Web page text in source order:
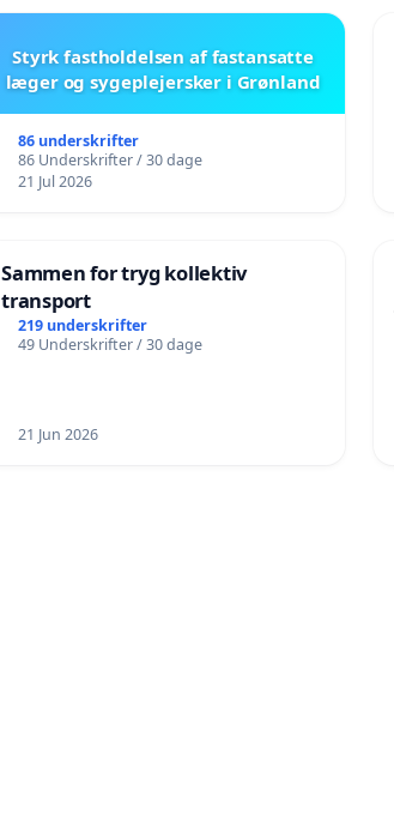
Styrk fastholdelsen af fastansatte
læger og sygeplejersker i Grønland
86 underskrifter
86 Underskrifter / 30 dage
21 Jul 2026
Sammen for tryg kollektiv
transport
219 underskrifter
49 Underskrifter / 30 dage
21 Jun 2026